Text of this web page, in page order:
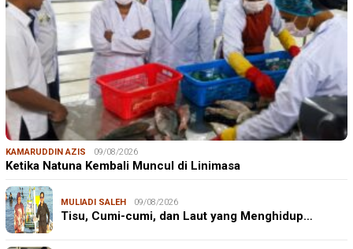
KAMARUDDIN AZIS 09/08/2026
Ketika Natuna Kembali Muncul di Linimasa
MULIADI SALEH 09/08/2026
Tisu, Cumi-cumi, dan Laut yang Menghidup…